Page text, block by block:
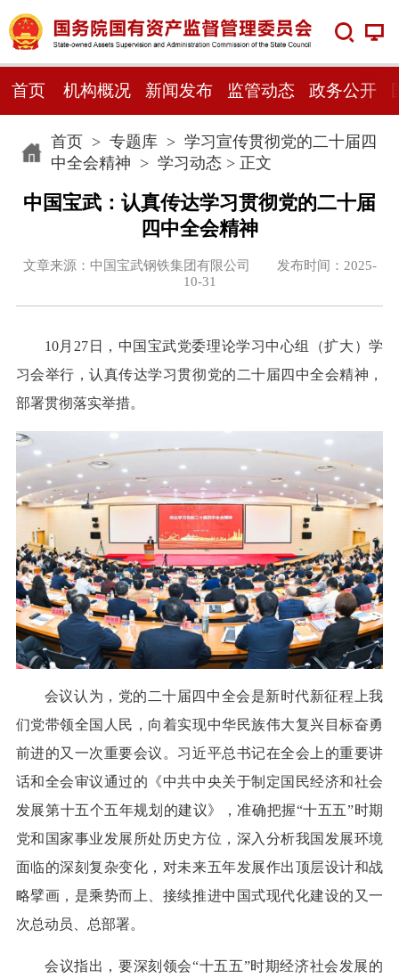
首页 机构概况 新闻发布 监管动态 政务公开
首页> 专题库> 学习宣传贯彻党的二十届四
中全会精神 > 学习动态 > 正文
中国宝武：认真传达学习贯彻党的二十届
四中全会精神
文章来源：中国宝武钢铁集团有限公司 发布时间：2025-
10-31
10月27日，中国宝武党委理论学习中心组（扩大）学
习会举行，认真传达学习贯彻党的二十届四中全会精神，
部署贯彻落实举措。
会议认为，党的二十届四中全会是新时代新征程上我
们党带领全国人民，向着实现中华民族伟大复兴目标奋勇
前进的又一次重要会议。习近平总书记在全会上的重要讲
话和全会审议通过的《中共中央关于制定国民经济和社会
发展第十五个五年规划的建议》，准确把握“十五五”时期
党和国家事业发展所处历史方位，深入分析我国发展环境
面临的深刻复杂变化，对未来五年发展作出顶层设计和战
略擘画，是乘势而上、接续推进中国式现代化建设的又一
次总动员、总部署。
会议指出，要深刻领会“十五五”时期经济社会发展的